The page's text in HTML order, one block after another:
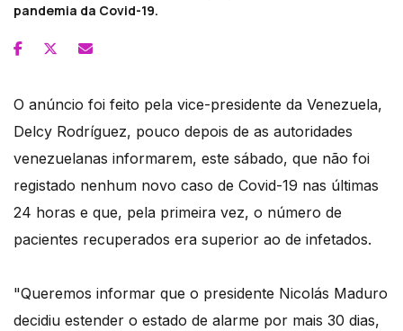
pandemia da Covid-19.
O anúncio foi feito pela vice-presidente da Venezuela,
Delcy Rodríguez, pouco depois de as autoridades
venezuelanas informarem, este sábado, que não foi
registado nenhum novo caso de Covid-19 nas últimas
24 horas e que, pela primeira vez, o número de
pacientes recuperados era superior ao de infetados.
"Queremos informar que o presidente Nicolás Maduro
decidiu estender o estado de alarme por mais 30 dias,